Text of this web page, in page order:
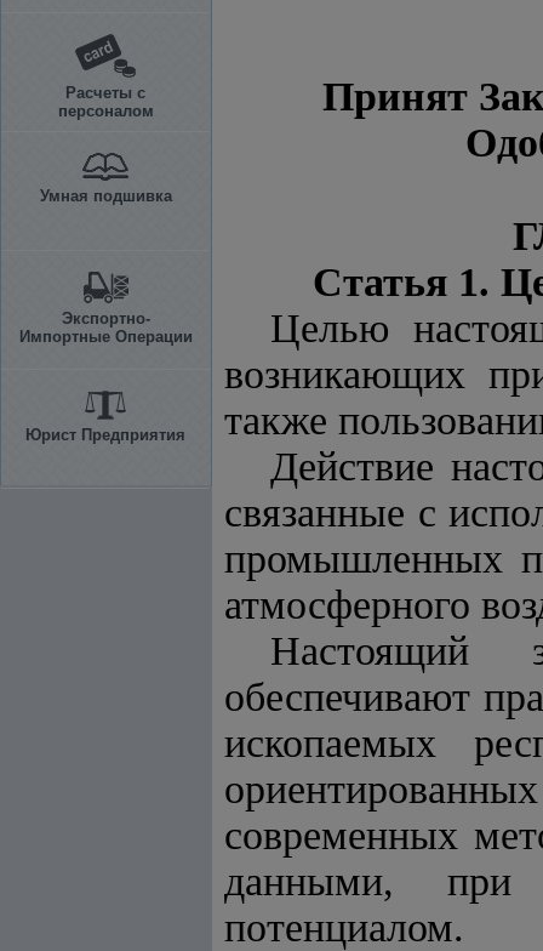
Расчеты с
персоналом
Умная подшивка
Экспортно-
Импортные Операции
Юрист Предприятия
Принят
Статья 1.
Целью
возникающих
также
Действие
связанные с
промышленных
атмосферного
Настоящий
обеспечивают
ископаемых
современных
данными, при
потенциалом.